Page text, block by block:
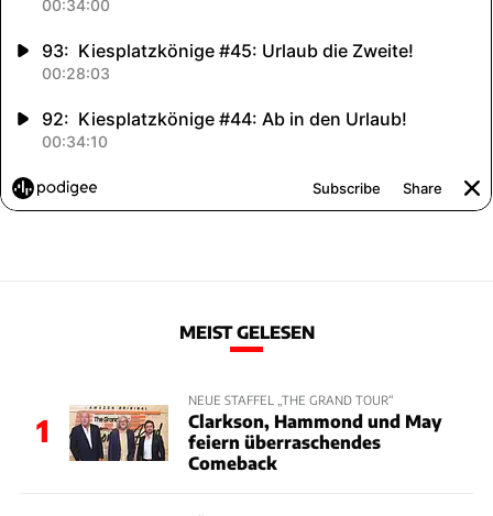
MEIST GELESEN
1
NEUE STAFFEL „THE GRAND TOUR“
Clarkson, Hammond und May
feiern überraschendes
Comeback